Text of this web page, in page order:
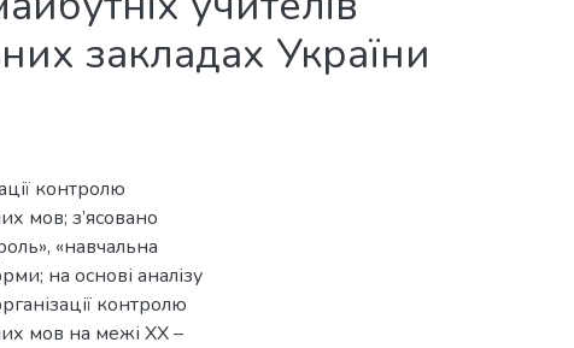
закладах України
контролю
мов; з’ясовано
«навчальна
на основі аналізу
контролю
мов на межі ХХ –